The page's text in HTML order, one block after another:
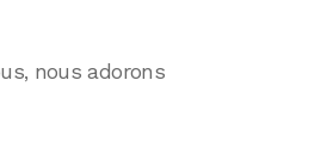
nous adorons